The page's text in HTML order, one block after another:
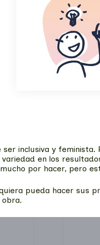
inclusiva y
en los
por hacer, pero
pueda hacer sus